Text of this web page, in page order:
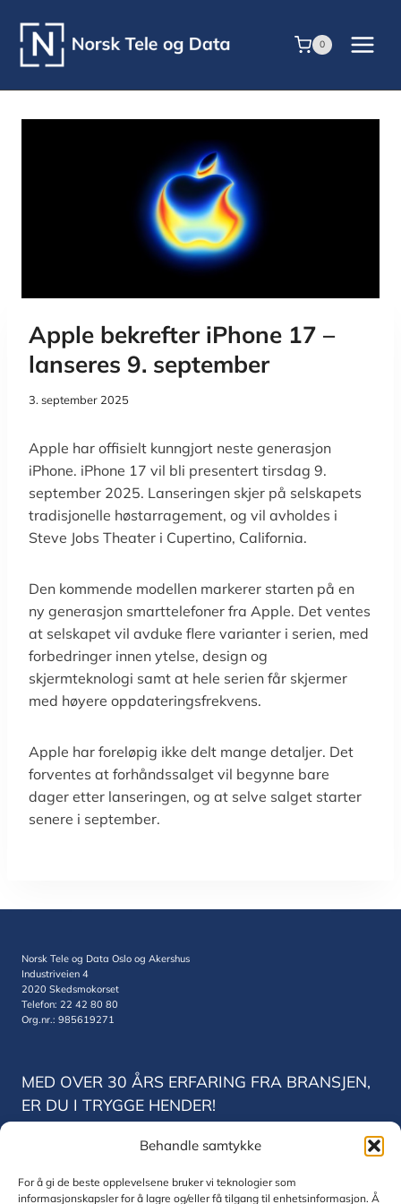
Behandle samtykke
For å gi de beste opplevelsene bruker vi teknologier som
informasjonskapsler for å lagre og/eller få tilgang til enhetsinformasjon. Å
content
0
Apple bekrefter iPhone 17 –
lanseres 9. september
3. september 2025
Apple har offisielt kunngjort neste generasjon
iPhone. iPhone 17 vil bli presentert tirsdag 9.
september 2025. Lanseringen skjer på selskapets
tradisjonelle høstarragement, og vil avholdes i
Steve Jobs Theater i Cupertino, California.
Den kommende modellen markerer starten på en
ny generasjon smarttelefoner fra Apple. Det ventes
at selskapet vil avduke flere varianter i serien, med
forbedringer innen ytelse, design og
skjermteknologi samt at hele serien får skjermer
med høyere oppdateringsfrekvens.
Apple har foreløpig ikke delt mange detaljer. Det
forventes at forhåndssalget vil begynne bare
dager etter lanseringen, og at selve salget starter
senere i september.
Norsk Tele og Data Oslo og Akershus
Industriveien 4
2020 Skedsmokorset
Telefon: 22 42 80 80
Org.nr.: 985619271
MED OVER 30 ÅRS ERFARING FRA BRANSJEN,
ER DU I TRYGGE HENDER!
Norsk Tele og Data Trondheim
7075 Trondheim
Telefon: 22 42 80 80